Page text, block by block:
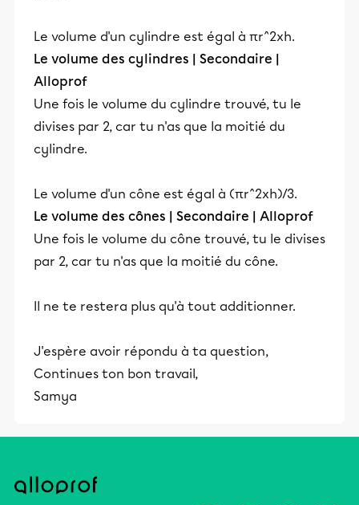
Le volume d'un cylindre est égal à πr^2xh.
Le volume des cylindres | Secondaire |
Alloprof
Une fois le volume du cylindre trouvé, tu le
divises par 2, car tu n'as que la moitié du
cylindre.
Le volume d'un cône est égal à (πr^2xh)/3.
Le volume des cônes | Secondaire | Alloprof
Une fois le volume du cône trouvé, tu le divises
par 2, car tu n'as que la moitié du cône.
Il ne te restera plus qu'à tout additionner.
J'espère avoir répondu à ta question,
Continues ton bon travail,
Samya